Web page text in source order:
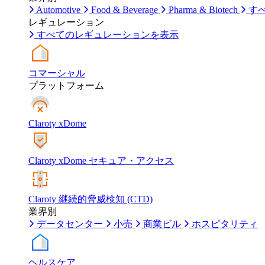
Automotive
Food & Beverage Pharma & Biotech
す
レギュレーション
すべてのレギュレーションを表示
コマーシャル
プラットフォーム
Claroty xDome
Claroty xDome セキュア・アクセス
Claroty 継続的脅威検知 (CTD)
業界別
データセンター
小売 商業ビル ホスピタリティ
ヘルスケア